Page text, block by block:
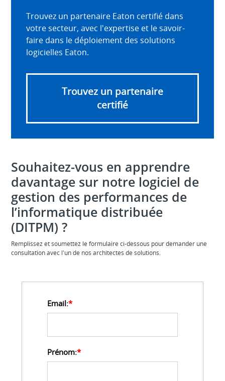
Trouvez un partenaire Eaton certifié dans
votre secteur, avec l'expertise et le savoir-
faire dans le déploiement des solutions
logicielles Eaton.
Trouvez un partenaire
certifié
Souhaitez-vous en apprendre
davantage sur notre logiciel de
gestion des performances de
l’informatique distribuée
(DITPM) ?
Remplissez et soumettez le formulaire ci-dessous pour demander une
consultation avec l'un de nos architectes de solutions.
Email:*
Prénom:*